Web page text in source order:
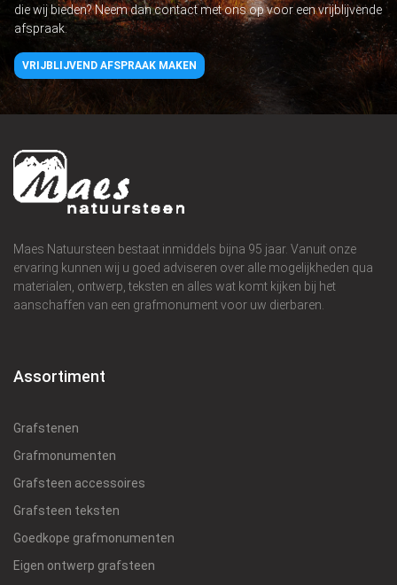
die wij bieden? Neem dan contact met ons op voor een vrijblijvende
afspraak.
VRIJBLIJVEND AFSPRAAK MAKEN
Maes Natuursteen bestaat inmiddels bijna 95 jaar. Vanuit onze
ervaring kunnen wij u goed adviseren over alle mogelijkheden qua
materialen, ontwerp, teksten en alles wat komt kijken bij het
aanschaffen van een grafmonument voor uw dierbaren.
Assortiment
Grafstenen
Grafmonumenten
Grafsteen accessoires
Grafsteen teksten
Goedkope grafmonumenten
Eigen ontwerp grafsteen